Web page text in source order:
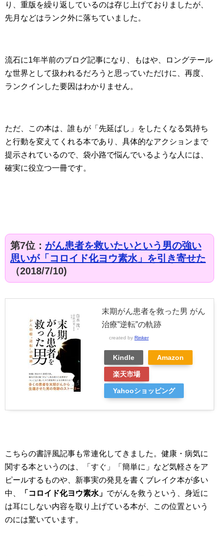
り、重版を繰り返しているのは存じ上げておりましたが、
先月などはランク外に落ちていました。
流石に1年半前のブログ記事になり、もはや、ロングテール
な世界として扱われるだろうと思っていただけに、再度、
ランクインした要因はわかりません。
ただ、この本は、誰もが「先延ばし」をしたくなる気持ち
と行動を変えてくれる本であり、具体的なアクションまで
提示されているので、袋小路で悩んでいるような人には、
確実に役立つ一冊です。
第7位 ： がん患者を救いたいという男の強い
思いが「コロイド化ヨウ素水」を引き寄せた
（2018/7/10)
末期がん患者を救った男 がん
治療”逆転”の軌跡
created by Rinker
Kindle Amazon
楽天市場
Yahooショッピング
こちらの書評風記事も常連化してきました。健康・病気に
関する本というのは、「すぐ」「簡単に」など気軽さをア
ピールするものや、新事実の発見を書くブレイク本が多い
中、
「コロイド化ヨウ素水」 でがんを救うという、身近に
は耳にしない内容を取り上げている本が、この位置という
のには驚いています。